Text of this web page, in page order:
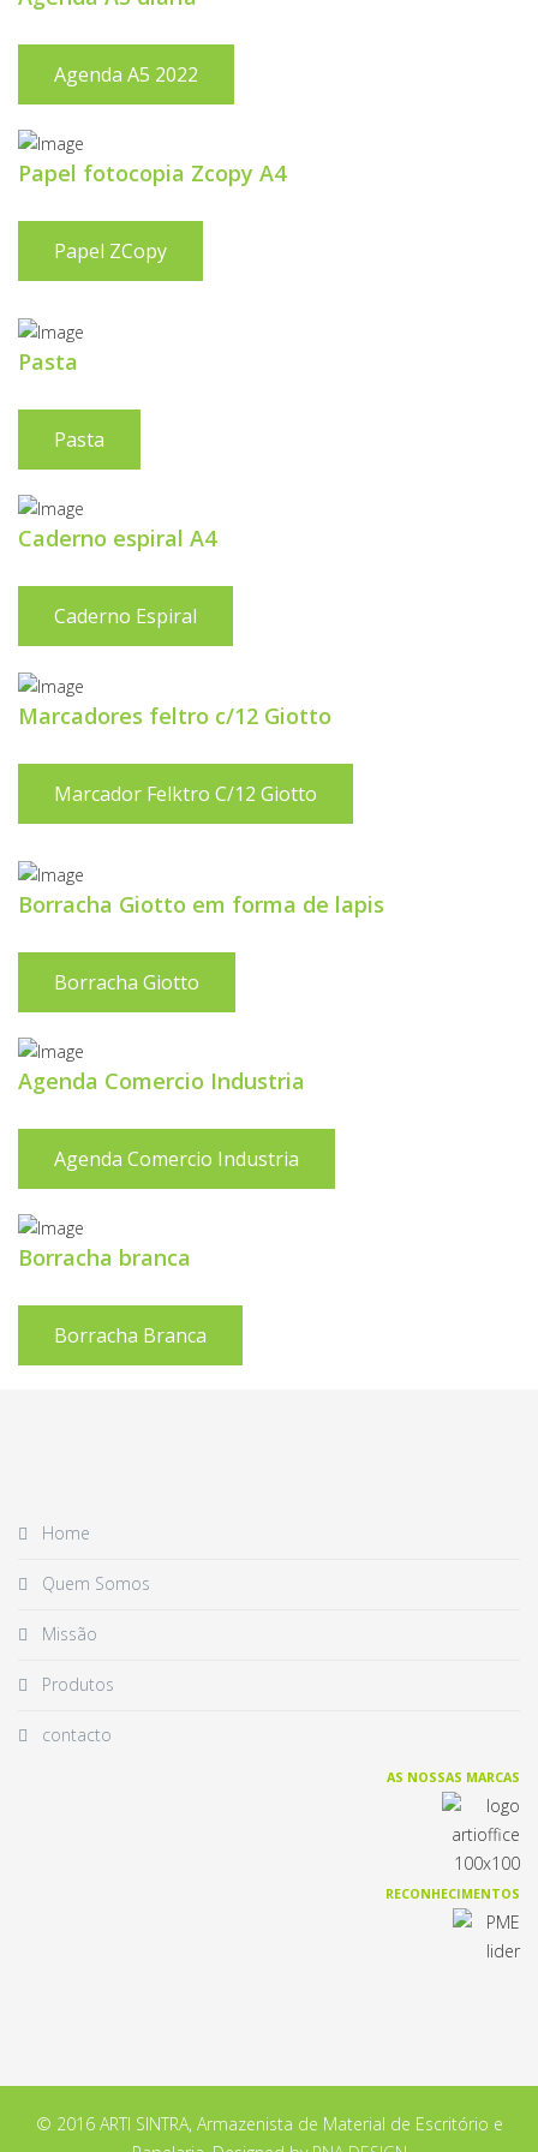
Agenda A5 2022
Papel fotocopia Zcopy A4
Papel ZCopy
Pasta
Pasta
Caderno espiral A4
Caderno Espiral
Marcadores feltro c/12 Giotto
Marcador Felktro C/12 Giotto
Borracha Giotto em forma de lapis
Borracha Giotto
Agenda Comercio Industria
Agenda Comercio Industria
Borracha branca
Borracha Branca
Home
Quem Somos
Missão
Produtos
contacto
AS NOSSAS MARCAS
RECONHECIMENTOS
© 2016 ARTI SINTRA, Armazenista de Material de Escritório e